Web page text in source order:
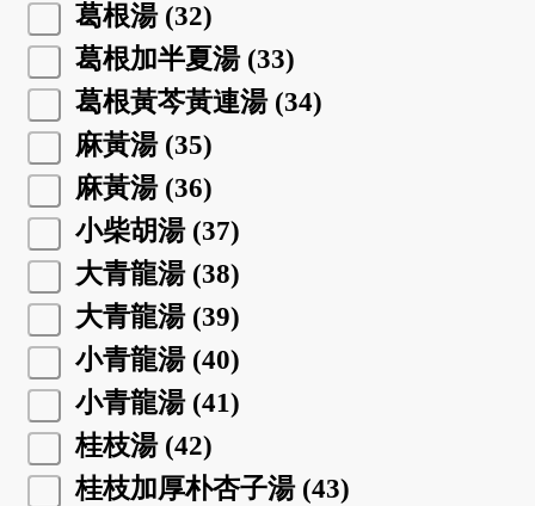
葛根湯 (32)
葛根加半夏湯 (33)
葛根黃芩黃連湯 (34)
麻黃湯 (35)
麻黃湯 (36)
小柴胡湯 (37)
大青龍湯 (38)
大青龍湯 (39)
小青龍湯 (40)
小青龍湯 (41)
桂枝湯 (42)
桂枝加厚朴杏子湯 (43)